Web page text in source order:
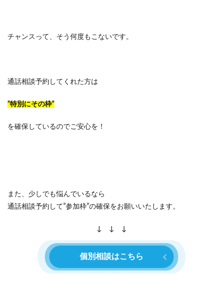
チャンスって、そう何度もこないです。
通話相談予約してくれた方は
”特別にその枠”
を確保しているのでご安心を！
また、少しでも悩んでいるなら
通話相談予約して”参加枠”の確保をお願いいたします。
↓ ↓ ↓
個別相談はこちら